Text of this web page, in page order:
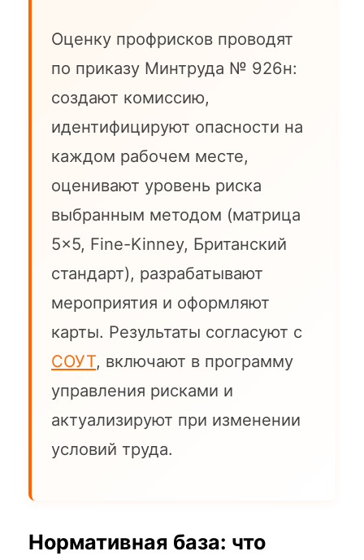
Оценку профрисков проводят
по приказу Минтруда № 926н:
создают комиссию,
идентифицируют опасности на
каждом рабочем месте,
оценивают уровень риска
выбранным методом (матрица
5×5, Fine-Kinney, Британский
стандарт), разрабатывают
мероприятия и оформляют
карты. Результаты согласуют с
СОУТ, включают в программу
управления рисками и
актуализируют при изменении
условий труда.
Нормативная база: что